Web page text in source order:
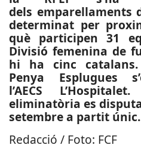
dels emparellaments
determinat per
què participen 31
Divisió femenina de
hi ha cinc catalans.
Penya Esplugues
l’AECS
eliminatòria es
setembre a partit únic.
Redacció / Foto: FCF